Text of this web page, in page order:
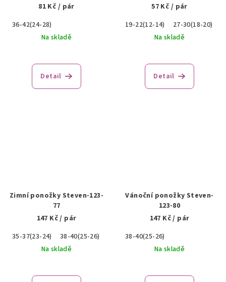
81 Kč / pár
36-42(24-28)
Na skladě
Detail
57 Kč / pár
19-22(12-14)
27-30(18-20)
Na skladě
Detail
Zimní ponožky Steven-123-
77
147 Kč/ pár
35-37(23-24)
38-40(25-26)
Na skladě
Vánoční ponožky Steven-
123-80
147 Kč/ pár
38-40(25-26)
Na skladě